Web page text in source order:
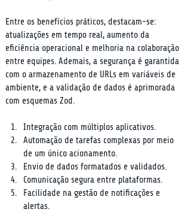
Entre os benefícios práticos, destacam-se:
atualizações em tempo real, aumento da
eficiência operacional e melhoria na colaboração
entre equipes. Ademais, a segurança é garantida
com o armazenamento de URLs em variáveis de
ambiente, e a validação de dados é aprimorada
com esquemas Zod.
Integração com múltiplos aplicativos.
Automação de tarefas complexas por meio
de um único acionamento.
Envio de dados formatados e validados.
Comunicação segura entre plataformas.
Facilidade na gestão de notificações e
alertas.